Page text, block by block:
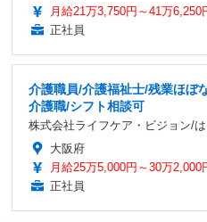
月給21万3,750円～41万6,250
正社員
介護職員/介護福祉士/残業ほぼ
介護職/シフト相談可
株式会社ライフケア・ビジョン/
大阪府
月給25万5,000円～30万2,000
正社員